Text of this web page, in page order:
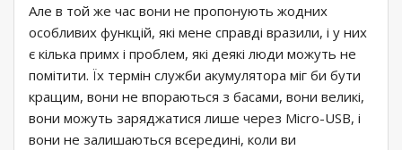
Але в той же час вони не пропонують жодних
особливих функцій, які мене справді вразили, і у них
є кілька примх і проблем, які деякі люди можуть не
помітити. Їх термін служби акумулятора міг би бути
кращим, вони не впораються з басами, вони великі,
вони можуть заряджатися лише через Micro-USB, і
вони не залишаються всередині, коли ви